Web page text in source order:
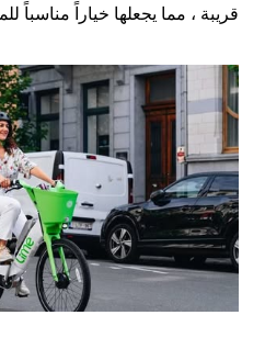
قريبة ، مما يجعلها خياراً مناسباً